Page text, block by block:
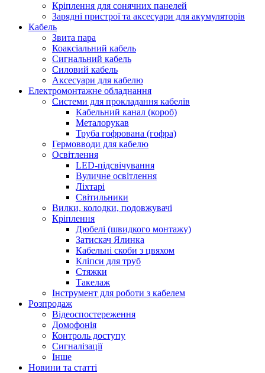
Кріплення для сонячних панелей
Зарядні пристрої та аксесуари для акумуляторів
Кабель
Звита пара
Коаксіальний кабель
Сигнальний кабель
Силовий кабель
Аксесуари для кабелю
Електромонтажне обладнання
Системи для прокладання кабелів
Кабельний канал (короб)
Металорукав
Труба гофрована (гофра)
Гермовводи для кабелю
Освітлення
LED-підсвічування
Вуличне освітлення
Ліхтарі
Світильники
Вилки, колодки, подовжувачі
Кріплення
Дюбелі (швидкого монтажу)
Затискач Ялинка
Кабельні скоби з цвяхом
Кліпси для труб
Стяжки
Такелаж
Інструмент для роботи з кабелем
Розпродаж
Відеоспостереження
Домофонія
Контроль доступу
Сигналізації
Інше
Новини та статті